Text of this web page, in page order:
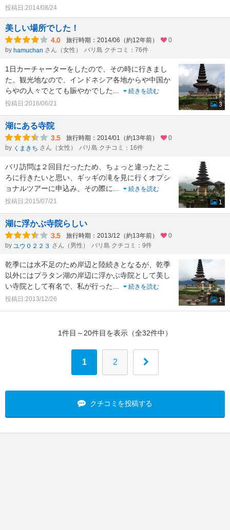
投稿日:2014/08/24
美しい場所でした！
4.0 旅行時期：2014/06（約12年前）
0
by hamuchan さん（女性） バリ島 クチコミ：76件
1日カーチャーターをしたので、その時に行きまし
た。観光地なので、インドネシア各地からや中国か
らやの人々でとても賑やかでした
続きを読む
投稿日:2016/06/21
3
湖にある寺院
3.5 旅行時期：2014/01（約13年前）
0
by くまきち さん（女性） バリ島 クチコミ：16件
バリ訪問は２回目だったため、ちょっと違ったとこ
ろに行きたいと思い、ギッギの滝を見に行くオプシ
ョナルツアーに申込み、その際に
続きを読む
投稿日:2015/07/21
1
湖に浮かぶ寺院らしい
3.5 旅行時期：2013/12（約13年前）
0
by ユウ０２２３ さん（男性） バリ島 クチコミ：9件
乾季には水不足のため岸辺と陸続きとなるが、乾季
以外にはプラタン湖の岸辺に浮かぶ寺院として美し
い寺院として有名で、私が行った
続きを読む
投稿日:2013/12/26
1
1件目～20件目を表示（全32件中）
1 2
クチコミを投稿する